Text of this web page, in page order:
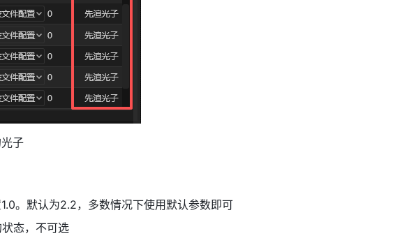
子
。默认为2.2，多数情况下使用默认参数即可
态，不可选